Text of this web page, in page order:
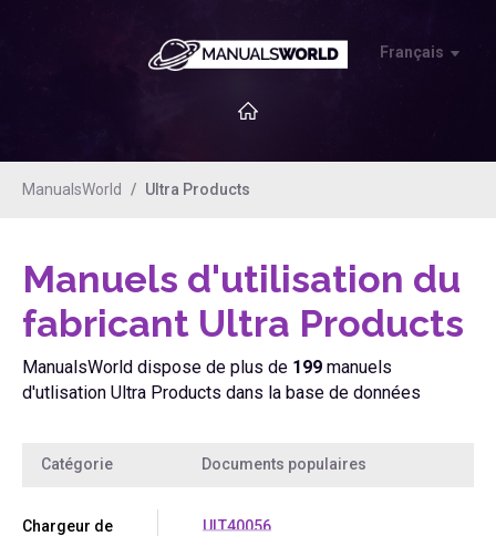
Français
ManualsWorld Ultra Products
Manuels d'utilisation du
fabricant Ultra Products
ManualsWorld dispose de plus de 199 manuels
d'utlisation Ultra Products dans la base de données
Catégorie Documents populaires
Chargeur de
ULT40056